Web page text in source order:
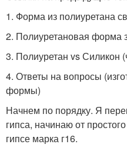
1. Форма из полиуретана
2. Полиуретановая форма
3. Полиуретан vs Силикон
4. Ответы на вопросы
формы)
Начнем по порядку. Я
гипса, начинаю от
гипсе марка г16.